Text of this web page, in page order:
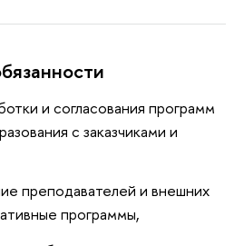
и согласования программ
с заказчиками и
преподавателей и внешних
программы,